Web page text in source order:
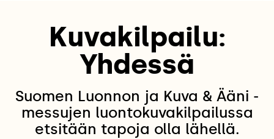
Kuvakilpailu:
Yhdessä
Suomen Luonnon ja Kuva & Ääni -
messujen luontokuvakilpailussa
etsitään tapoja olla lähellä.